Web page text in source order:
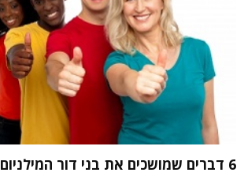
6 דברים שמושכים את בני דור המילניום